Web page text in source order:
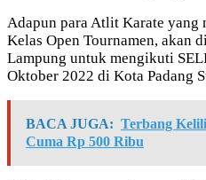
Adapun para Atlit Karate yang
Kelas Open Tournamen, akan
Lampung untuk mengikuti
Oktober 2022 di Kota Padang
BACA JUGA: Terbang
Cuma Rp 500 Ribu